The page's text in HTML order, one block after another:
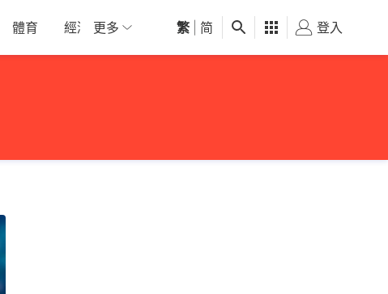
體育 經濟 01深圳 觀點 健康 好食玩飛
更多 繁 简 登入